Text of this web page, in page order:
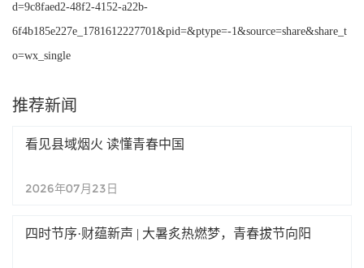
d=9c8faed2-48f2-4152-a22b-
6f4b185e227e_1781612227701&pid=&ptype=-1&source=share&share_t
o=wx_single
推荐新闻
看见县域烟火 读懂青春中国
2026年07月23日
四时节序·财蕴新声 | 大暑炙热燃梦，青春拔节向阳